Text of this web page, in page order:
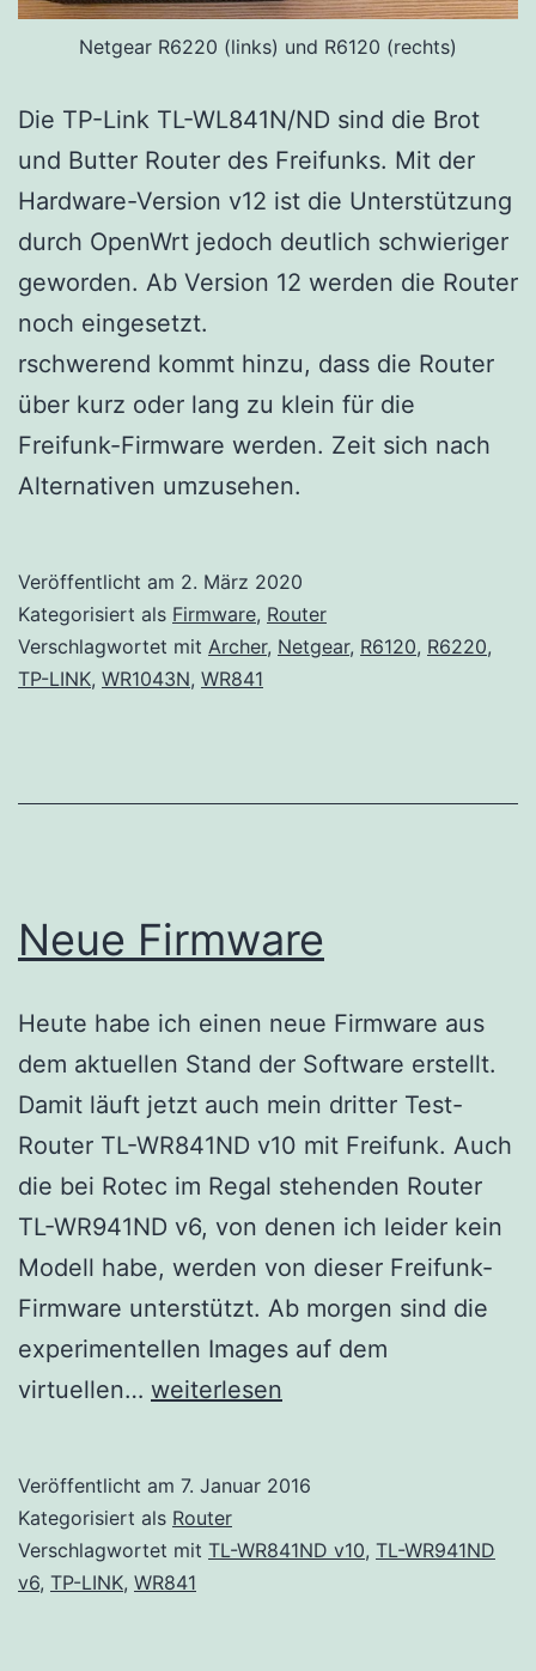
Netgear R6220 (links) und R6120 (rechts)
Die TP-Link TL-WL841N/ND sind die Brot
und Butter Router des Freifunks. Mit der
Hardware-Version v12 ist die Unterstützung
durch OpenWrt jedoch deutlich schwieriger
geworden. Ab Version 12 werden die Router
noch eingesetzt.
rschwerend kommt hinzu, dass die Router
über kurz oder lang zu klein für die
Freifunk-Firmware werden. Zeit sich nach
Alternativen umzusehen.
Veröffentlicht am 2. März 2020
Kategorisiert als Firmware, Router
Verschlagwortet mit Archer, Netgear, R6120, R6220,
TP-LINK, WR1043N, WR841
Neue Firmware
Heute habe ich einen neue Firmware aus
dem aktuellen Stand der Software erstellt.
Damit läuft jetzt auch mein dritter Test-
Router TL-WR841ND v10 mit Freifunk. Auch
die bei Rotec im Regal stehenden Router
TL-WR941ND v6, von denen ich leider kein
Modell habe, werden von dieser Freifunk-
Firmware unterstützt. Ab morgen sind die
experimentellen Images auf dem
virtuellen… Neue
weiterlesen
Veröffentlicht am 7. Januar 2016
Kategorisiert als Router
Verschlagwortet mit TL-WR841ND v10, TL-WR941ND
v6, TP-LINK, WR841